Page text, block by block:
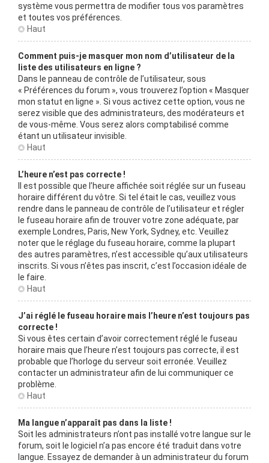
système vous permettra de modifier tous vos paramètres
et toutes vos préférences.
Haut
Comment puis-je masquer mon nom d’utilisateur de la
liste des utilisateurs en ligne ?
Dans le panneau de contrôle de l’utilisateur, sous
« Préférences du forum », vous trouverez l’option « Masquer
mon statut en ligne ». Si vous activez cette option, vous ne
serez visible que des administrateurs, des modérateurs et
de vous-même. Vous serez alors comptabilisé comme
étant un utilisateur invisible.
Haut
L’heure n’est pas correcte !
Il est possible que l’heure affichée soit réglée sur un fuseau
horaire différent du vôtre. Si tel était le cas, veuillez vous
rendre dans le panneau de contrôle de l’utilisateur et régler
le fuseau horaire afin de trouver votre zone adéquate, par
exemple Londres, Paris, New York, Sydney, etc. Veuillez
noter que le réglage du fuseau horaire, comme la plupart
des autres paramètres, n’est accessible qu’aux utilisateurs
inscrits. Si vous n’êtes pas inscrit, c’est l’occasion idéale de
le faire.
Haut
J’ai réglé le fuseau horaire mais l’heure n’est toujours pas
correcte !
Si vous êtes certain d’avoir correctement réglé le fuseau
horaire mais que l’heure n’est toujours pas correcte, il est
probable que l’horloge du serveur soit erronée. Veuillez
contacter un administrateur afin de lui communiquer ce
problème.
Haut
Ma langue n’apparaît pas dans la liste !
Soit les administrateurs n’ont pas installé votre langue sur le
forum, soit le logiciel n’a pas encore été traduit dans votre
langue. Essayez de demander à un administrateur du forum